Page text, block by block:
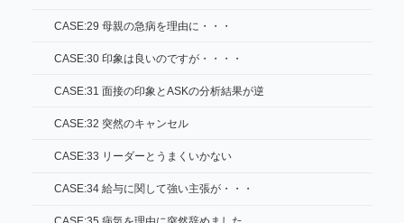
CASE:29 母親の急病を理由に・・・
CASE:30 印象は良いのですが・・・・
CASE:31 面接の印象とASKの分析結果が逆
CASE:32 突然のキャンセル
CASE:33 リーダーとうまくいかない
CASE:34 給与に関して強い主張が・・・